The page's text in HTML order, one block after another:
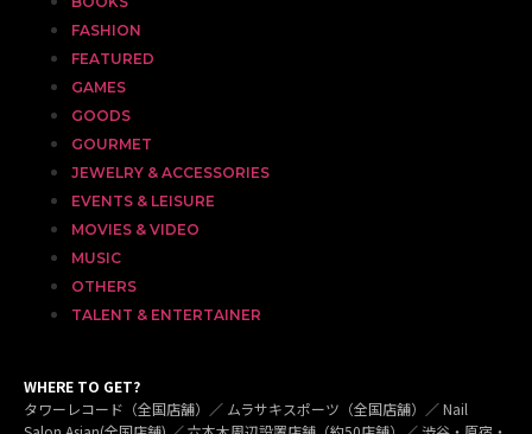
FASHION
FEATURED
GAMES
GOODS
GOURMET
JEWELRY & ACCESSORIES
EVENTS & LEISURE
MOVIES & VIDEO
MUSIC
OTHERS
TALENT & ENTERTAINER
WHERE TO GET?
タワーレコード（全国店舗）／ ムラサキスポーツ（全国店舗）／ Nail